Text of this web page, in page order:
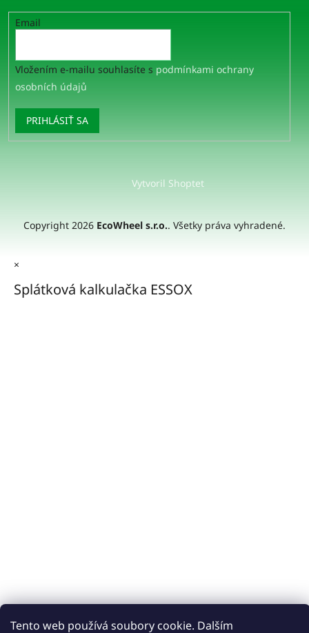
Tento web používá soubory cookie. Dalším
Email
Vložením e-mailu souhlasíte s podmínkami ochrany
osobních údajů
PRIHLÁSIŤ SA
Vytvoril Shoptet
Copyright 2026 EcoWheel s.r.o.. Všetky práva vyhradené.
×
Splátková kalkulačka ESSOX